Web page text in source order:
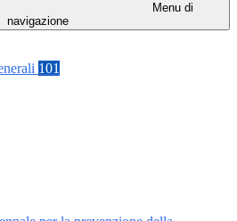
Menu di
navigazione
101